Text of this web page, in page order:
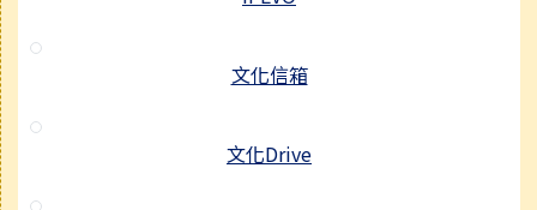
文化信箱
文化Drive